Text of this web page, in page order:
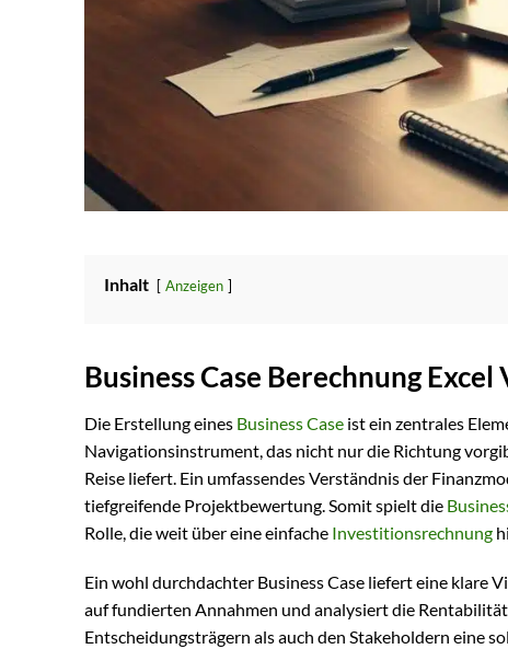
Inhalt Anzeigen
Business Case Berechnung
Die Erstellung eines Business Case ist ein zentrales
Navigationsinstrument, das nicht nur die Richtung
Reise liefert. Ein umfassendes Verständnis der
tiefgreifende Projektbewertung. Somit spielt die
Rolle, die weit über eine einfache Investitionsrechnung
Ein wohl durchdachter Business Case liefert eine klare
auf fundierten Annahmen und analysiert die
Entscheidungsträgern als auch den Stakeholdern eine